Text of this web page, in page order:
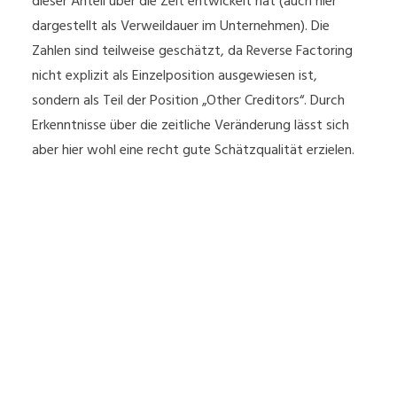
dargestellt als Verweildauer im Unternehmen). Die
Zahlen sind teilweise geschätzt, da Reverse Factoring
nicht explizit als Einzelposition ausgewiesen ist,
sondern als Teil der Position „Other Creditors“. Durch
Erkenntnisse über die zeitliche Veränderung lässt sich
aber hier wohl eine recht gute Schätzqualität erzielen.